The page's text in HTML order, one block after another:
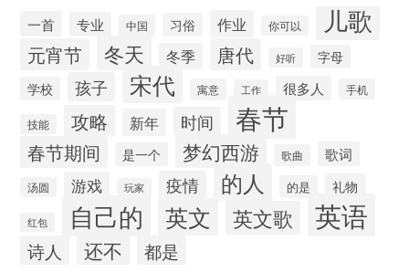
一首 专业 中国 习俗 作业 你可以 儿歌
元宵节 冬天 冬季 唐代 好听
字母
学校
孩子 宋代 寓意 工作 很多人 手机
技能 攻略 新年 时间 春节
春节期间 是一个 梦幻西游 歌曲 歌词
汤圆 游戏 玩家 疫情 的人 的是 礼物
红包 自己的 英文 英文歌 英语
诗人 还不 都是